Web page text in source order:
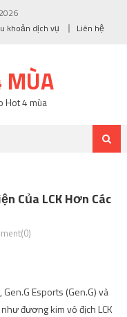
khoản dịch vụ Liên hệ
MÙA
Hot 4 mùa
Của LCK Hơn Các
Esports (Gen.G) và
đương kim vô địch LCK